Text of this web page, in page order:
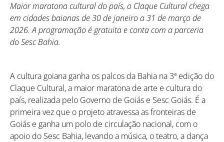
Maior maratona cultural do país, o Claque Cultural chega
em cidades baianas de 30 de janeiro a 31 de março de
2026. A programação é gratuita e conta com a parceria
do Sesc Bahia.
A cultura goiana ganha os palcos da Bahia na 3ª edição do
Claque Cultural, a maior maratona de arte e cultura do
país, realizada pelo Governo de Goiás e Sesc Goiás. É a
primeira vez que o projeto atravessa as fronteiras de
Goiás e ganha um polo de circulação nacional, com o
apoio do Sesc Bahia, levando a música, o teatro, a dança